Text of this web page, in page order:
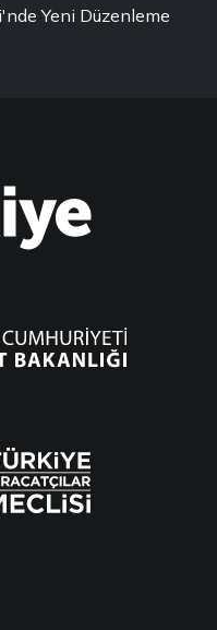
Yeni Düzenleme